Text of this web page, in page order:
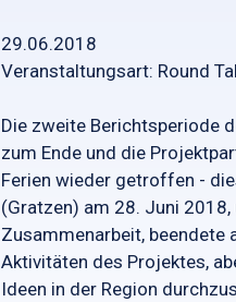
29.06.2018
Veranstaltungsart: Round
Die zweite Berichtsperiode
zum Ende und die
Ferien wieder getroffen -
(Gratzen) am 28. Juni
Zusammenarbeit, beendete
Aktivitäten des Projektes,
Ideen in der Region